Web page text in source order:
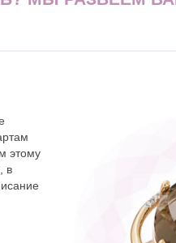
этому
в